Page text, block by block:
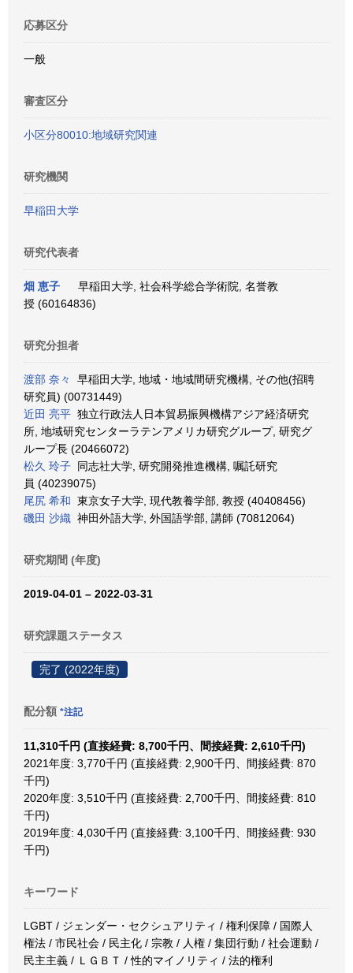
応募区分
一般
審査区分
小区分80010:地域研究関連
研究機関
早稲田大学
研究代表者
畑 恵子
早稲田大学, 社会科学総合学術院, 名誉教
授 (60164836)
研究分担者
渡部 奈々
早稲田大学, 地域・地域間研究機構, その他(招聘
研究員) (00731449)
近田 亮平 独立行政法人日本貿易振興機構アジア経済研究
所, 地域研究センターラテンアメリカ研究グループ, 研究グ
ループ長 (20466072)
松久 玲子 同志社大学, 研究開発推進機構, 嘱託研究
員 (40239075)
尾尻 希和 東京女子大学, 現代教養学部, 教授 (40408456)
磯田 沙織 神田外語大学, 外国語学部, 講師 (70812064)
研究期間 (年度)
2019-04-01 – 2022-03-31
研究課題ステータス
完了 (2022年度)
配分額 *注記
11,310千円 (直接経費: 8,700千円、間接経費: 2,610千円)
2021年度: 3,770千円 (直接経費: 2,900千円、間接経費: 870
千円)
2020年度: 3,510千円 (直接経費: 2,700千円、間接経費: 810
千円)
2019年度: 4,030千円 (直接経費: 3,100千円、間接経費: 930
千円)
キーワード
LGBT / ジェンダー・セクシュアリティ / 権利保障 / 国際人
権法 / 市民社会 / 民主化 / 宗教 / 人権 / 集団行動 / 社会運動 /
民主主義 / ＬＧＢＴ / 性的マイノリティ / 法的権利